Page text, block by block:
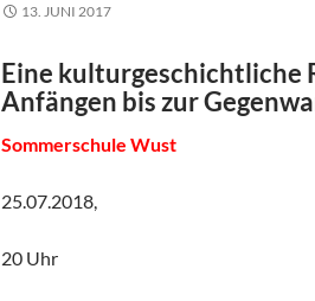
13. JUNI 2017
Eine kulturgeschichtliche
Anfängen bis zur
Sommerschule Wust
25.07.2018,
20 Uhr